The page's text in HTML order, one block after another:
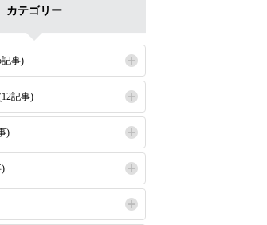
カテゴリー
事)
記事)
)
)